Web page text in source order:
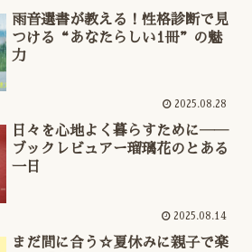
雨音選書が教える！性格診断で見
つける“あなたらしい1冊”の魅
力
2025.08.28
日々を心地よく暮らすために――
ブックレビュアー瑠璃花のとある
一日
2025.08.14
まだ間に合う☆夏休みに親子で楽